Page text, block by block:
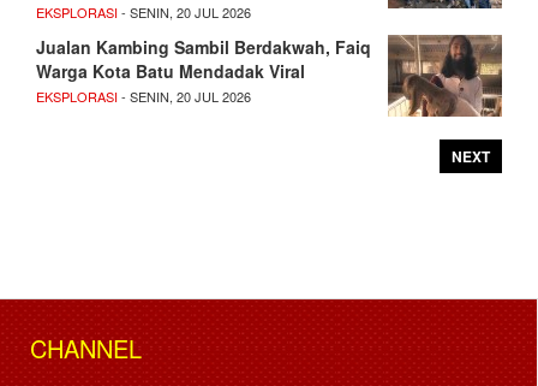
EKSPLORASI- SENIN, 20 JUL 2026
Jualan Kambing Sambil Berdakwah, Faiq
Warga Kota Batu Mendadak Viral
EKSPLORASI- SENIN, 20 JUL 2026
NEXT
CHANNEL